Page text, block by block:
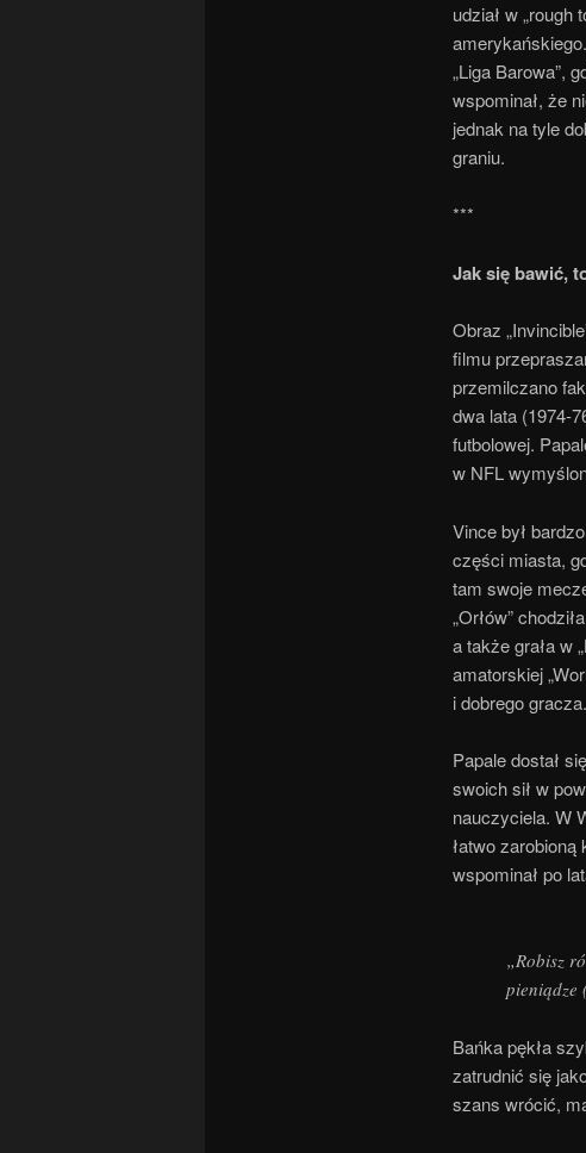
udział w
„Liga Barowa”,
wspominał, że
jednak na tyle
graniu.
***
Jak się bawić,
Obraz
filmu
przemilczano
dwa lata (1974-
futbolowej.
w NFL
Vince był
części miasta,
tam swoje
„Orłów”
a także grała w
amatorskiej
i dobrego gracza.
Papale dostał
swoich sił w
nauczyciela. W
łatwo
wspominał po
„Robisz
pieniądze
Bańka pękła
zatrudnić się
szans wrócić,